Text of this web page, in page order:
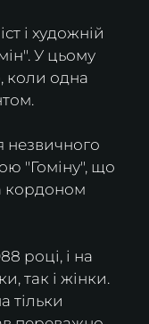
і художній
У цьому
коли одна
незвичного
"Гоміну", що
кордоном
році, і на
так і жінки.
тільки